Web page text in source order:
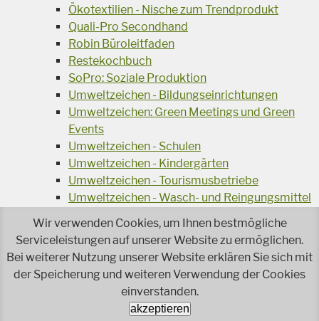
Ökotextilien - Nische zum Trendprodukt
Quali-Pro Secondhand
Robin Büroleitfaden
Restekochbuch
SoPro: Soziale Produktion
Umweltzeichen - Bildungseinrichtungen
Umweltzeichen: Green Meetings und Green
Events
Umweltzeichen - Schulen
Umweltzeichen - Kindergärten
Umweltzeichen - Tourismusbetriebe
Umweltzeichen - Wasch- und Reingungsmittel
Wiederverwendung von Elektroaltgeräten
Wasser - das Businessgetränk
Wohnprojekt Parcours
Jetzt faire und ökologische Mode kaufen!
Wir verwenden Cookies, um Ihnen bestmögliche
Serviceleistungen auf unserer Website zu ermöglichen.
Bei weiterer Nutzung unserer Website erklären Sie sich mit
der Speicherung und weiteren Verwendung der Cookies
einverstanden.
akzeptieren